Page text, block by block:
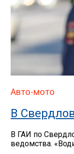
Авто-мото
В
В ГАИ по
ведомства.